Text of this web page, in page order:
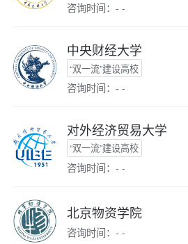
咨询时间：- -
中央财经大学
“双一流”建设高校
咨询时间：- -
对外经济贸易大学
“双一流”建设高校
咨询时间：- -
北京物资学院
咨询时间：- -